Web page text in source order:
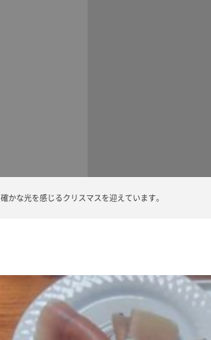
確かな光を感じるクリスマスを迎えています。